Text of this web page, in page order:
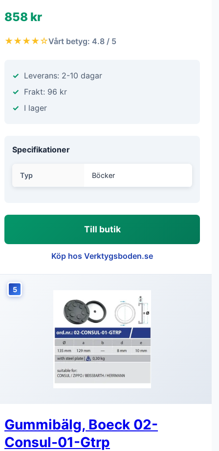
858 kr
★★★★☆Vårt betyg: 4.8 / 5
Leverans: 2-10 dagar
Frakt: 96 kr
I lager
Specifikationer
Typ Böcker
Till butik
Köp hos Verktygsboden.se
5
Gummibälg, Boeck 02-
Consul-01-Gtrp